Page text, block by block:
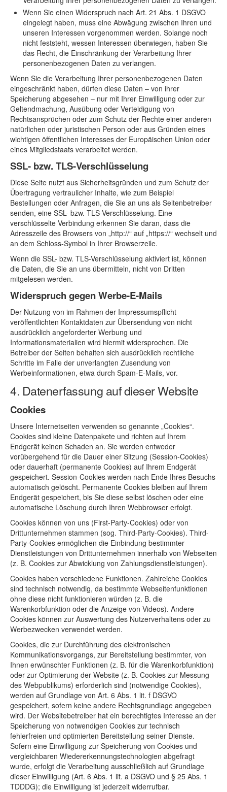
Wenn Sie einen Widerspruch nach Art. 21 Abs. 1 DSGVO
eingelegt haben, muss eine Abwägung zwischen Ihren und
unseren Interessen vorgenommen werden. Solange noch
nicht feststeht, wessen Interessen überwiegen, haben Sie
das Recht, die Einschränkung der Verarbeitung Ihrer
personenbezogenen Daten zu verlangen.
Wenn Sie die Verarbeitung Ihrer personenbezogenen Daten
eingeschränkt haben, dürfen diese Daten – von ihrer
Speicherung abgesehen – nur mit Ihrer Einwilligung oder zur
Geltendmachung, Ausübung oder Verteidigung von
Rechtsansprüchen oder zum Schutz der Rechte einer anderen
natürlichen oder juristischen Person oder aus Gründen eines
wichtigen öffentlichen Interesses der Europäischen Union oder
eines Mitgliedstaats verarbeitet werden.
SSL- bzw. TLS-Verschlüsselung
Diese Seite nutzt aus Sicherheitsgründen und zum Schutz der
Übertragung vertraulicher Inhalte, wie zum Beispiel
Bestellungen oder Anfragen, die Sie an uns als Seitenbetreiber
senden, eine SSL- bzw. TLS-Verschlüsselung. Eine
verschlüsselte Verbindung erkennen Sie daran, dass die
Adresszeile des Browsers von „http://“ auf „https://“ wechselt und
an dem Schloss-Symbol in Ihrer Browserzeile.
Wenn die SSL- bzw. TLS-Verschlüsselung aktiviert ist, können
die Daten, die Sie an uns übermitteln, nicht von Dritten
mitgelesen werden.
Widerspruch gegen Werbe-E-Mails
Der Nutzung von im Rahmen der Impressumspflicht
veröffentlichten Kontaktdaten zur Übersendung von nicht
ausdrücklich angeforderter Werbung und
Informationsmaterialien wird hiermit widersprochen. Die
Betreiber der Seiten behalten sich ausdrücklich rechtliche
Schritte im Falle der unverlangten Zusendung von
Werbeinformationen, etwa durch Spam-E-Mails, vor.
4. Datenerfassung auf dieser Website
Cookies
Unsere Internetseiten verwenden so genannte „Cookies“.
Cookies sind kleine Datenpakete und richten auf Ihrem
Endgerät keinen Schaden an. Sie werden entweder
vorübergehend für die Dauer einer Sitzung (Session-Cookies)
oder dauerhaft (permanente Cookies) auf Ihrem Endgerät
gespeichert. Session-Cookies werden nach Ende Ihres Besuchs
automatisch gelöscht. Permanente Cookies bleiben auf Ihrem
Endgerät gespeichert, bis Sie diese selbst löschen oder eine
automatische Löschung durch Ihren Webbrowser erfolgt.
Cookies können von uns (First-Party-Cookies) oder von
Drittunternehmen stammen (sog. Third-Party-Cookies). Third-
Party-Cookies ermöglichen die Einbindung bestimmter
Dienstleistungen von Drittunternehmen innerhalb von Webseiten
(z. B. Cookies zur Abwicklung von Zahlungsdienstleistungen).
Cookies haben verschiedene Funktionen. Zahlreiche Cookies
sind technisch notwendig, da bestimmte Webseitenfunktionen
ohne diese nicht funktionieren würden (z. B. die
Warenkorbfunktion oder die Anzeige von Videos). Andere
Cookies können zur Auswertung des Nutzerverhaltens oder zu
Werbezwecken verwendet werden.
Cookies, die zur Durchführung des elektronischen
Kommunikationsvorgangs, zur Bereitstellung bestimmter, von
Ihnen erwünschter Funktionen (z. B. für die Warenkorbfunktion)
oder zur Optimierung der Website (z. B. Cookies zur Messung
des Webpublikums) erforderlich sind (notwendige Cookies),
werden auf Grundlage von Art. 6 Abs. 1 lit. f DSGVO
gespeichert, sofern keine andere Rechtsgrundlage angegeben
wird. Der Websitebetreiber hat ein berechtigtes Interesse an der
Speicherung von notwendigen Cookies zur technisch
fehlerfreien und optimierten Bereitstellung seiner Dienste.
Sofern eine Einwilligung zur Speicherung von Cookies und
vergleichbaren Wiedererkennungstechnologien abgefragt
wurde, erfolgt die Verarbeitung ausschließlich auf Grundlage
dieser Einwilligung (Art. 6 Abs. 1 lit. a DSGVO und § 25 Abs. 1
TDDDG); die Einwilligung ist jederzeit widerrufbar.